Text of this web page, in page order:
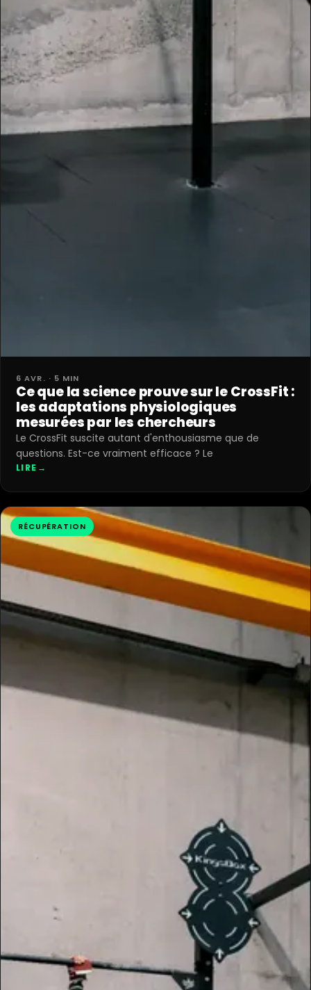
6 AVR. · 5 MIN
Ce que la science prouve sur le CrossFit :
les adaptations physiologiques
mesurées par les chercheurs
Le CrossFit suscite autant d'enthousiasme que de
questions. Est-ce vraiment efficace ? Le
LIRE →
RÉCUPÉRATION